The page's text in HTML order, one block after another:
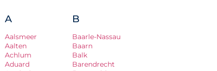
A
Aalsmeer
Aalten
Achlum
Aduard
B
Baarle-Nassau
Baarn
Balk
Barendrecht